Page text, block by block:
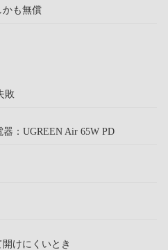
かも無償
敗
：UGREEN Air 65W PD
けにくいとき